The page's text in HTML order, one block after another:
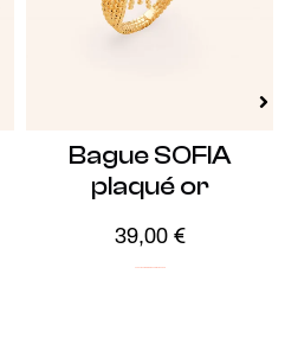
Bague SOFIA
plaqué or
39,00 €